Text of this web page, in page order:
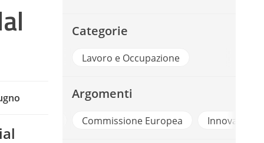
Categorie
Lavoro e Occupazione
Argomenti
Commissione Europea Innovazione Sociale